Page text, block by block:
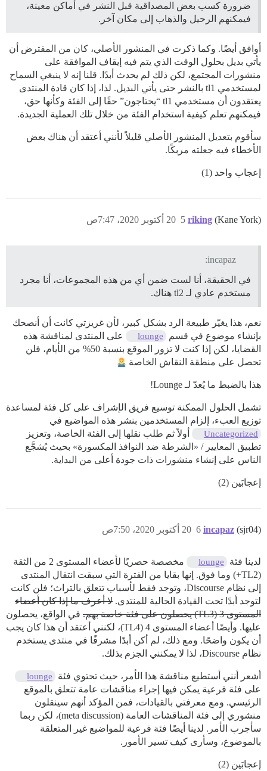
ضرورة كسب بعض المصداقية قبل النشر في أماكن معينة،
فيمكنهم الرحيل والذهاب إلى مكان آخر.
أوافق أيضًا. وكما ذكرت في المنشور الأصلي، كان من المفترض أن
يأتي بديل بحلول الوقت الذي يتم فيه إيقاف الموافقة على
منشورات المجتمع، لكن ذلك لم يحدث أبدًا. قلنا إنه لا ينبغي السماح
لمستخدمي tl1 بالنشر حتى يأتي البديل. لذا، إذا كان قادة المنتدى
يعتقدون أن مستخدمي tl1 “يحتاجون” حقًا إلى الفئة وكأنها حق،
فيمكنهم تعلم كيفية استخدام الفئة من خلال تلك العملية الجديدة.
سأقوم بتعديل المنشور الأصلي قليلاً لأنني أعتقد أن هناك بعض
الأخطاء فيه جعلته مربكًا.
إعجاب واحد (1)
riking (Kane York) 20 أكتوبر 2020، 7:47ص 5
incapaz:
في الحقيقة، أنا لست ضمن أي من هذه المجموعات، أنا مجرد
مستخدم عادي لـ tl2 هناك.
نعم، هذا يغيّر طبيعة الرد بشكل كبير، لأن غريزتي كانت أن أنصحك
بإنشاء موضوع في قسم
lounge
على المنتدى لمناقشة هذه
القضايا، لكن إذا كنت لا تزور الموقع بنسبة 50% من الأيام، فلن
تحصل على منطقة النقاش الخاصة
هذا بالضبط ما يُعدّ لـ Lounge!
تشمل الحلول الممكنة توسيع فريق الإشراف على كل فئة لمساعدة
توزيع العبء، إلزام المستخدمين بنشر هذه المواضيع في
Uncategorized
أولاً ثم طلب نقلها إلى الفئة الخاصة، وتعزيز
تطبيق المعايير / «الشرطة ضد النوافذ المكسورة» بحيث يُشجَّع
الناس على إنشاء منشورات ذات جودة أعلى من البداية.
إعجابَين (2)
incapaz (sjr04) 20 أكتوبر 2020، 7:50ص 6
لدينا فئة lounge
مخصصة حصريًا لأعضاء المستوى 2 من الثقة
(TL2+) وما فوق. إنها بقايا من الفترة التي سبقت انتقال المنتدى
إلى نظام Discourse، وتوجد فقط لأسباب تتعلق بالتراث؛ فلن كانت
لتوجد أبدًا تحت القيادة الحالية للمنتدى. لا أعرف ما إذا كان أعضاء
المستوى 3 (TL3) يحصلون على فئة خاصة بهم.
في الواقع، يحصلون
عليها. وأيضًا أعضاء المستوى 4 (TL4)، لكنني أعتقد أن هذا كان يجب
أن يكون واضحًا. ومع ذلك، لم أكن أبدًا مشرفًا في منتدى يستخدم
نظام Discourse، لذا لا يمكنني الجزم بذلك.
أشعر أنني أستطيع مناقشة هذا الأمر، حيث تحتوي فئة lounge
على فئة فرعية يمكن فيها إجراء مناقشات عامة تتعلق بالموقع
الرئيسي. ومع معرفتي بالقيادات، فمن المؤكد أنهم سينقلون
منشوري إلى فئة المناقشات العامة (meta discussion)، لكن ربما
سأجرب الأمر. لدينا أيضًا فئة فرعية للمواضيع غير المتعلقة
بالموضوع، وسأرى كيف تسير الأمور.
إعجابَين (2)